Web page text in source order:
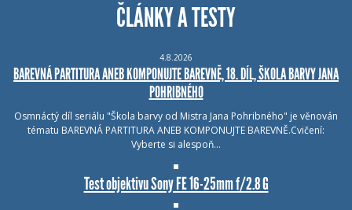
ČLÁNKY A TESTY
4.8.2026
BAREVNÁ PARTITURA ANEB KOMPONUJTE BAREVNĚ, 18. DÍL, ŠKOLA BARVY JANA
POHRIBNÉHO
Osmnáctý díl seriálu "Škola barvy od Mistra Jana Pohribného" je věnován
tématu BAREVNÁ PARTITURA ANEB KOMPONUJTE BAREVNĚ.Cvičení:
Vyberte si alespoň…
Test objektivu Sony FE 16-25mm f/2.8 G